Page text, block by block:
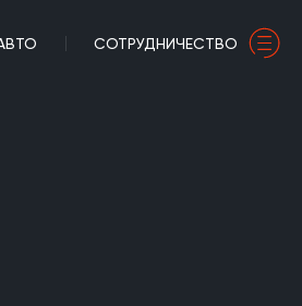
СОТРУДНИЧЕСТВО